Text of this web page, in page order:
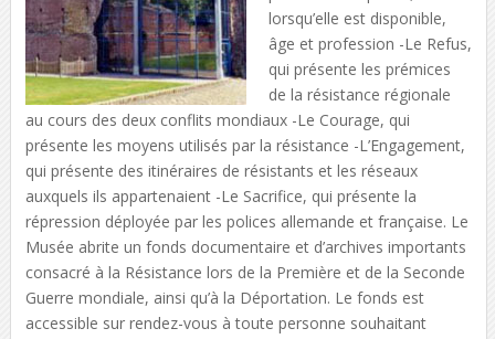
lorsqu’elle est disponible,
âge et profession -Le Refus,
qui présente les prémices
de la résistance régionale
au cours des deux conflits mondiaux -Le Courage, qui
présente les moyens utilisés par la résistance -L’Engagement,
qui présente des itinéraires de résistants et les réseaux
auxquels ils appartenaient -Le Sacrifice, qui présente la
répression déployée par les polices allemande et française. Le
Musée abrite un fonds documentaire et d’archives importants
consacré à la Résistance lors de la Première et de la Seconde
Guerre mondiale, ainsi qu’à la Déportation. Le fonds est
accessible sur rendez-vous à toute personne souhaitant